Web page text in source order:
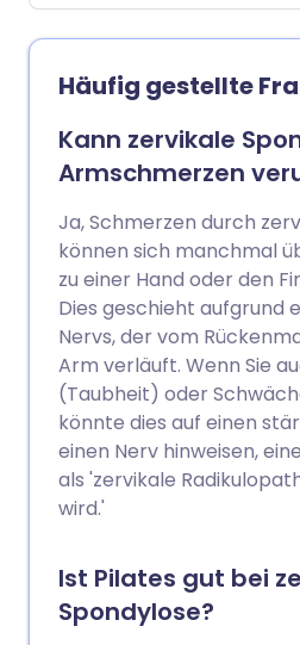
fortschreiten und zu
(Druck) auf Ihre Nerven
oder auf die Wirbelsäule
Spinalkanalstenose
Rückenschmerzen und
Am häufigsten tritt sie
Muskelschwäche in den
dazu führen, dass Sie
Dies kann beide Beine
betreffen. Eine
Halswirbelbereich
auch Schmerzen und
Schultern und Armen
Spinalkanalstenose
einfachen Maßnahmen
werden, wie
möglich zu bleiben und
verlieren, wenn Sie
einfache Maßnahmen
zeigen.
Häufig gestellte
Kann zervikale
Armschmerzen
Ja, Schmerzen durch
können sich manchmal
zu einer Hand oder den
Dies geschieht aufgrund
Nervs, der vom
Arm verläuft. Wenn Sie
(Taubheit) oder
könnte dies auf einen
einen Nerv hinweisen,
als 'zervikale
wird.'
Ist Pilates gut bei
Spondylose?